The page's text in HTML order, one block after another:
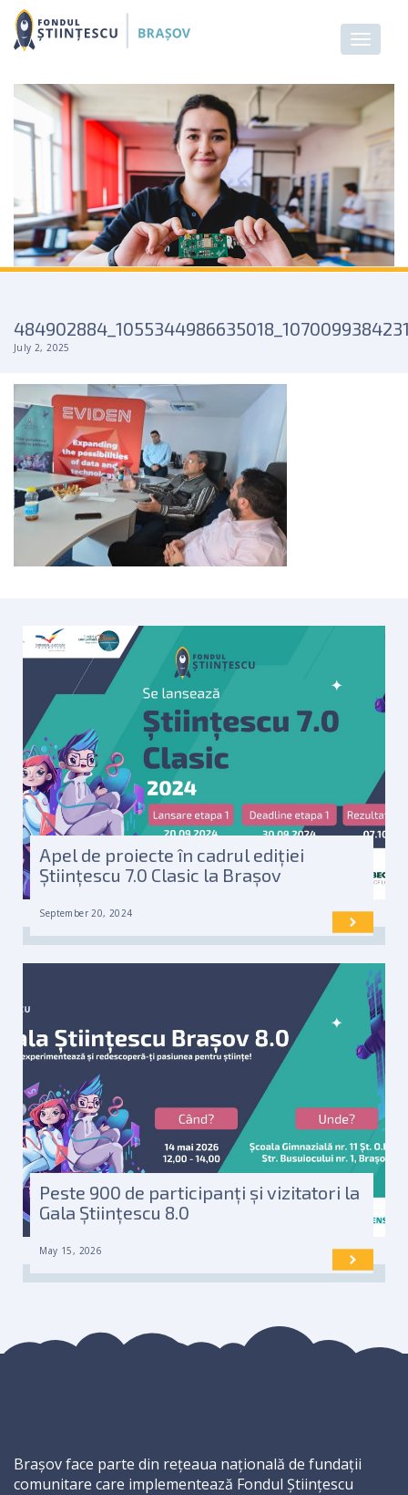
July 2, 2025
Apel de proiecte în cadrul ediției
Științescu 7.0 Clasic la Brașov
September 20, 2024
Peste 900 de participanți și vizitatori la
Gala Științescu 8.0
May 15, 2026
Brașov face parte din rețeaua națională de fundații
comunitare care implementează Fondul Științescu